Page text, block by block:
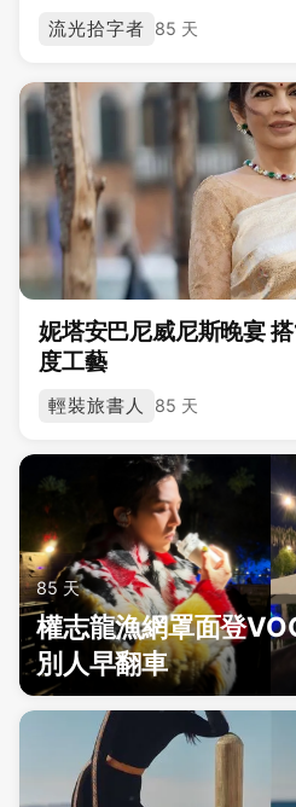
流光拾字者 85 天
妮塔安巴尼威尼斯晚宴
度工藝
輕裝旅書人 85 天
85 天
權志龍漁網罩面登
別人早翻車